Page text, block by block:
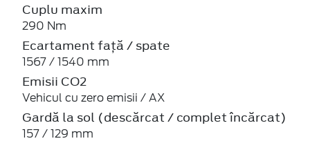
Cuplu maxim
290 Nm
Ecartament față / spate
1567 / 1540 mm
Emisii CO2
Vehicul cu zero emisii / AX
Gardă la sol (descărcat / complet încărcat)
157 / 129 mm